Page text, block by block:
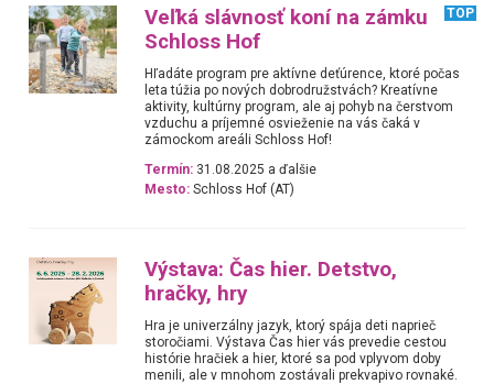
Veľká slávnosť koní na zámku
Schloss Hof
TOP
Hľadáte program pre aktívne deťúrence, ktoré počas
leta túžia po nových dobrodružstvách? Kreatívne
aktivity, kultúrny program, ale aj pohyb na čerstvom
vzduchu a príjemné osvieženie na vás čaká v
zámockom areáli Schloss Hof!
Termín: 31.08.2025 a ďalšie
Mesto: Schloss Hof (AT)
Výstava: Čas hier. Detstvo,
hračky, hry
Hra je univerzálny jazyk, ktorý spája deti naprieč
storočiami. Výstava Čas hier vás prevedie cestou
histórie hračiek a hier, ktoré sa pod vplyvom doby
menili, ale v mnohom zostávali prekvapivo rovnaké.